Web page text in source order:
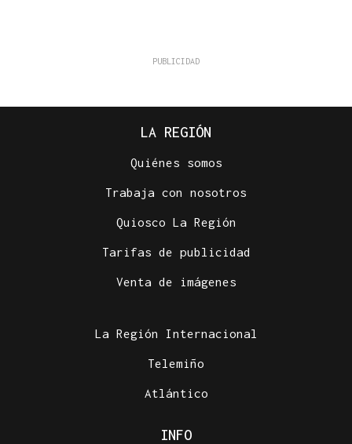
LA REGIÓN
Quiénes somos
Trabaja con nosotros
Quiosco La Región
Tarifas de publicidad
Venta de imágenes
La Región Internacional
Telemiño
Atlántico
INFO